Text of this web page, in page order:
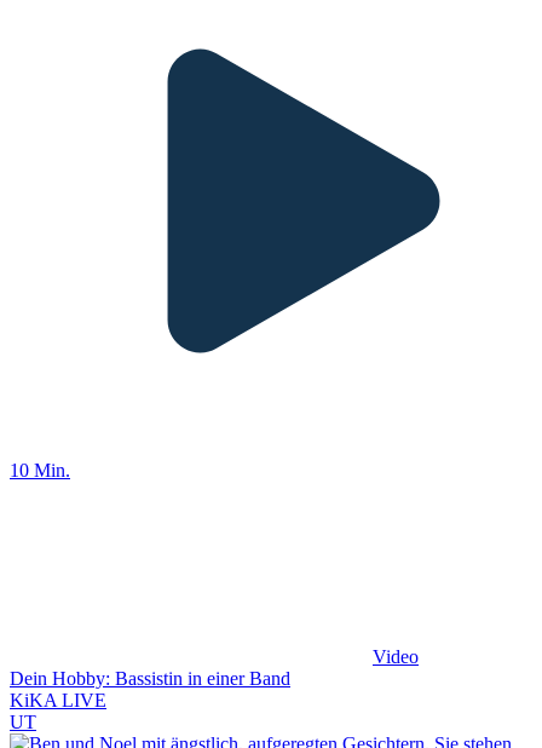
10 Min.
Video
Dein Hobby: Bassistin in einer Band
KiKA LIVE
UT